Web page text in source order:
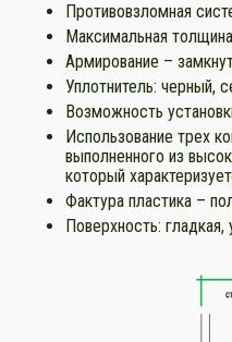
Противовзломная
Максимальная
Армирование –
Уплотнитель: черный,
Возможность
Использование трех
выполненного из
который
Фактура пластика –
Поверхность: